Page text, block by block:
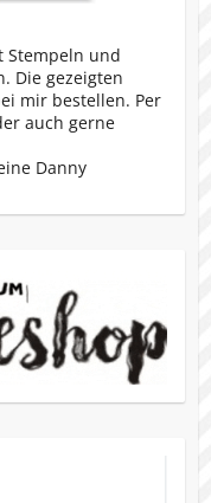
Stempeln und
Die gezeigten
mir bestellen. Per
auch gerne
Danny